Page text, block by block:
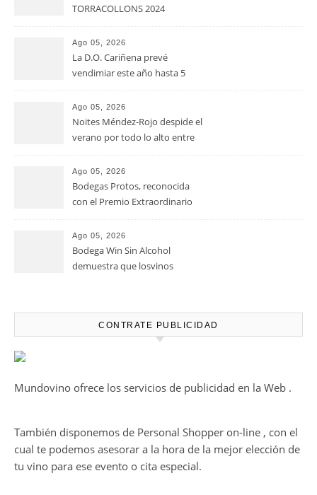
TORRACOLLONS 2024
Ago 05, 2026
La D.O. Cariñena prevé
vendimiar este año hasta 5
que en 2025
Ago 05, 2026
Noites Méndez-Rojo despide el
verano por todo lo alto entre
Ago 05, 2026
Bodegas Protos, reconocida
con el Premio Extraordinario
casi un siglo de excelencia
vitivinícola
Ago 05, 2026
Bodega Win Sin Alcohol
demuestra que losvinos
en el viñedo
CONTRATE PUBLICIDAD
Mundovino ofrece los servicios de publicidad en la Web .
También disponemos de Personal Shopper on-line , con el
cual te podemos asesorar a la hora de la mejor elección de
tu vino para ese evento o cita especial.